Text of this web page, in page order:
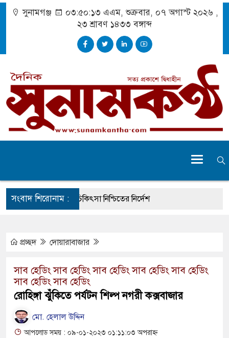
সুনামগঞ্জ ০৩:৫০:১৩ এএম, শুক্রবার, ০৭ অগাস্ট ২০২৬ ,
২৩ শ্রাবণ ১৪৩৩ বঙ্গাব্দ
সংবাদ শিরোনাম :
দুর্ঘটনায় আহতদের চিকিৎসা নিশ্চিতের নির্দেশ
দিবস পালিত
যেন ময়লার ভাগাড়
অব্যাহত : অস্তিত্ব সংকটে বাউসা-কেশবপুর গ্রাম
অনিশ্চয়তায় হাওরের শত শত শিক্ষার্থীর
প্রচ্ছদ দোয়ারাবাজার
সাব হেডিং সাব হেডিং সাব হেডিং সাব হেডিং সাব হেডিং
সাব হেডিং সাব হেডিং
রোহিঙ্গা ঝুঁকিতে পর্যটন শিল্প নগরী কক্সবাজার
মো. হেলাল উদ্দিন
আপলোড সময় : ০৯-০১-২০২৩ ০১:১১:০৩ অপরাহ্ন